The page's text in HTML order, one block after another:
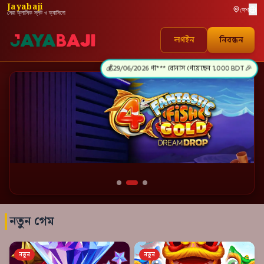
Jayabaji
সেরা ক্লাসিক স্লট ও ক্যাসিনো দেশ
লগইন নিবন্ধন
Jayabaji অফিসিয়াল ক্যাসিনো ব্যানার এবং অফার
নতুন গেম
নতুন নতুন